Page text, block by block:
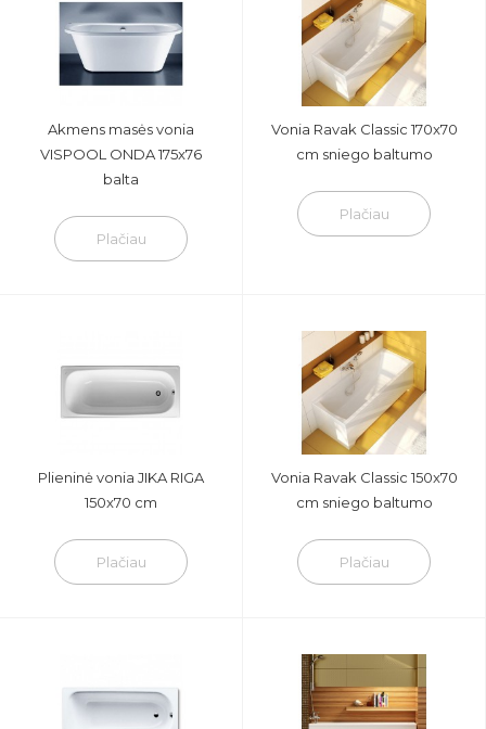
Akmens masės vonia
VISPOOL ONDA 175x76
balta
Plačiau
Vonia Ravak Classic 170x70
cm sniego baltumo
Plačiau
Plieninė vonia JIKA RIGA
150x70 cm
Plačiau
Vonia Ravak Classic 150x70
cm sniego baltumo
Plačiau